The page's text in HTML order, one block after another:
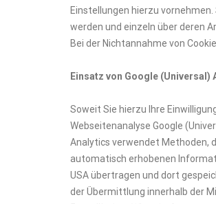
Einstellungen hierzu
werden und einzeln über deren
Bei der Nichtannahme von
Einsatz von Google (Universal)
Soweit Sie hierzu Ihre
Webseitenanalyse Google
Analytics verwendet Methoden,
automatisch erhobenen
USA übertragen und dort
der Übermittlung innerhalb der